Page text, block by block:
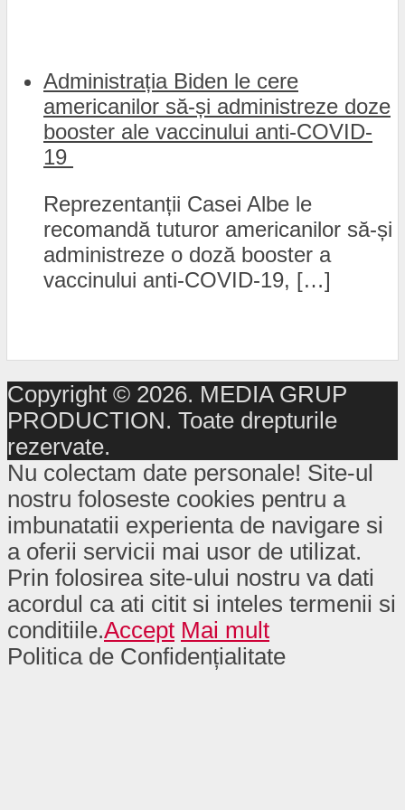
Administrația Biden le cere
americanilor să-și administreze doze
booster ale vaccinului anti-COVID-
19
Reprezentanții Casei Albe le
recomandă tuturor americanilor să-și
administreze o doză booster a
vaccinului anti-COVID-19, […]
Copyright © 2026. MEDIA GRUP
PRODUCTION. Toate drepturile
rezervate.
Nu colectam date personale! Site-ul
nostru foloseste cookies pentru a
imbunatatii experienta de navigare si
a oferii servicii mai usor de utilizat.
Prin folosirea site-ului nostru va dati
acordul ca ati citit si inteles termenii si
conditiile.Accept Mai mult
Politica de Confidențialitate